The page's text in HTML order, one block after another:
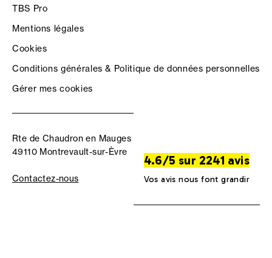
TBS Pro
Mentions légales
Cookies
Conditions générales & Politique de données personnelles
Gérer mes cookies
Rte de Chaudron en Mauges
49110 Montrevault-sur-Èvre
Contactez-nous
4.6/5 sur 2241 avis
Vos avis nous font grandir